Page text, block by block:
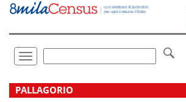
Vai
direttamente
Toggle
navigation
.
PALLAGORIO